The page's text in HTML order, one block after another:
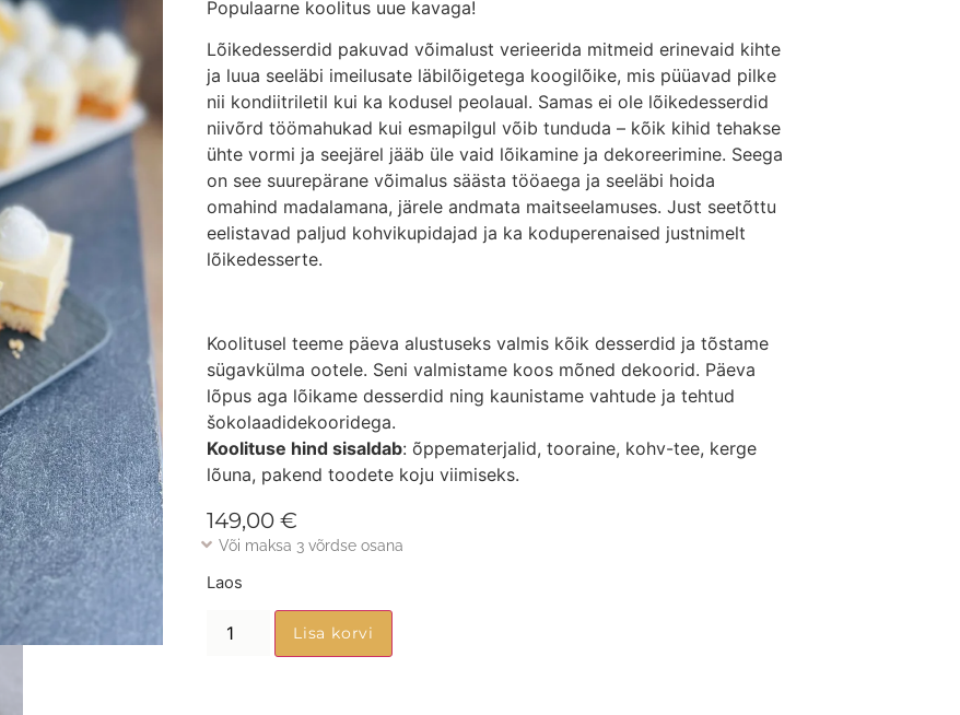
Populaarne koolitus uue kavaga!
Lõikedesserdid pakuvad võimalust verieerida mitmeid erinevaid kihte
ja luua seeläbi imeilusate läbilõigetega koogilõike, mis püüavad pilke
nii kondiitriletil kui ka kodusel peolaual. Samas ei ole lõikedesserdid
niivõrd töömahukad kui esmapilgul võib tunduda – kõik kihid tehakse
ühte vormi ja seejärel jääb üle vaid lõikamine ja dekoreerimine. Seega
on see suurepärane võimalus säästa tööaega ja seeläbi hoida
omahind madalamana, järele andmata maitseelamuses. Just seetõttu
eelistavad paljud kohvikupidajad ja ka koduperenaised justnimelt
lõikedesserte.
Koolitusel teeme päeva alustuseks valmis kõik desserdid ja tõstame
sügavkülma ootele. Seni valmistame koos mõned dekoorid. Päeva
lõpus aga lõikame desserdid ning kaunistame vahtude ja tehtud
šokolaadidekooridega.
Koolituse hind sisaldab: õppematerjalid, tooraine, kohv-tee, kerge
lõuna, pakend toodete koju viimiseks.
149,00 €
Või maksa 3 võrdse osana
Laos
Lisa korvi